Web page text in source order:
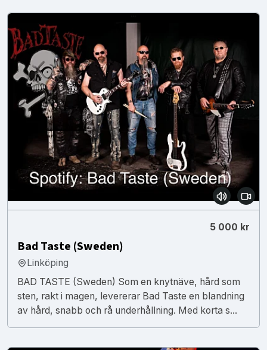
5 000 kr
Bad Taste (Sweden)
Linköping
BAD TASTE (Sweden) Som en knytnäve, hård som
sten, rakt i magen, levererar Bad Taste en blandning
av hård, snabb och rå underhållning. Med korta s...